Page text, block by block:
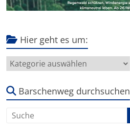
Hier geht es um:
Hier
geht
um:Barschenweg durchsuchen